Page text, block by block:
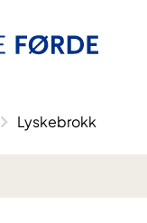
Lyskebrokk